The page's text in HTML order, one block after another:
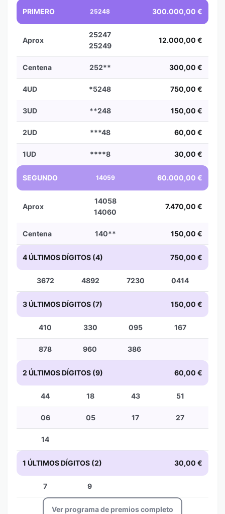
PRIMERO 25248 300.000,00 €
Aprox
25247
25249
12.000,00 €
Centena 252** 300,00 €
4UD *5248 750,00 €
3UD **248 150,00 €
2UD ***48 60,00 €
1UD ****8 30,00 €
SEGUNDO 14059 60.000,00 €
Aprox
14058
14060
7.470,00 €
Centena 140** 150,00 €
4 ÚLTIMOS DÍGITOS (4) 750,00 €
3672 4892 7230 0414
3 ÚLTIMOS DÍGITOS (7) 150,00 €
410 330 095 167
878 960 386
2 ÚLTIMOS DÍGITOS (9) 60,00 €
44 18 43 51
06 05 17 27
14
1 ÚLTIMOS DÍGITOS (2) 30,00 €
7 9
Ver programa de premios completo